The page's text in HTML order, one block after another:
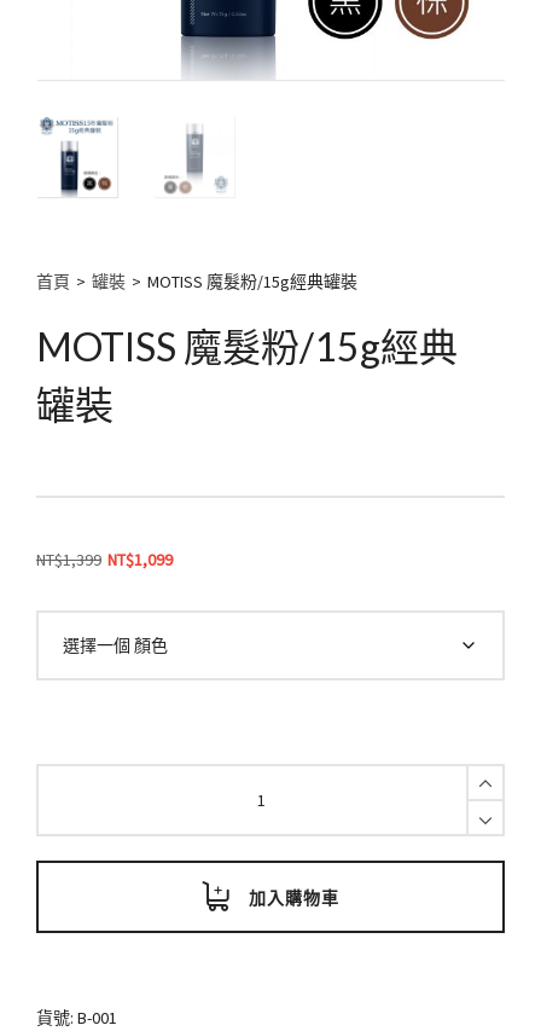
首頁 > 罐裝 > MOTISS 魔髮粉/15g經典罐裝
MOTISS 魔髮粉/15g經典
罐裝
NT$1,399 原
價
格：
NT$1,099目
價
加入購物車
貨號: B-001